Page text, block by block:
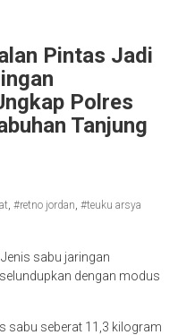
Pintas Jadi
Polres
Tanjung
,#retno jordan,#teuku arsya
sabu jaringan
dengan modus
sabu seberat 11,3 kilogram